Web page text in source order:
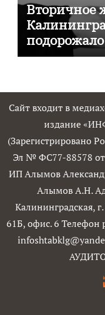
Вторичное
подорожало
Сайт входит в
издание
(Зарегистрировано
Эл № ФС77-88578 от
ИП Алымов
Алымов А.Н.
Калининградская,
61Б, офис. 6 Телефон